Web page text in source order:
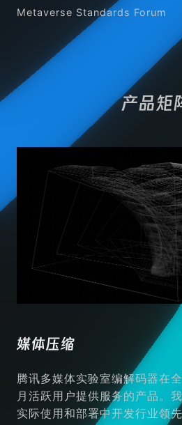
Metaverse Standards Forum
产品矩
媒体压缩
腾讯多媒体实验室编解码器在
月活跃用户提供服务的产品。
实际使用和部署中开发行业领